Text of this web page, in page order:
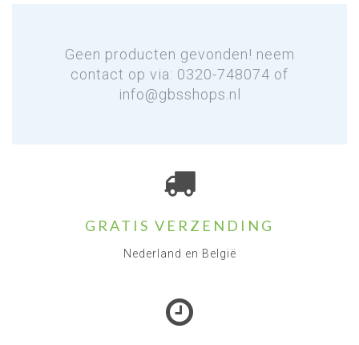
Geen producten gevonden! neem
contact op via: 0320-748074 of
info@gbsshops.nl
GRATIS VERZENDING
Nederland en België